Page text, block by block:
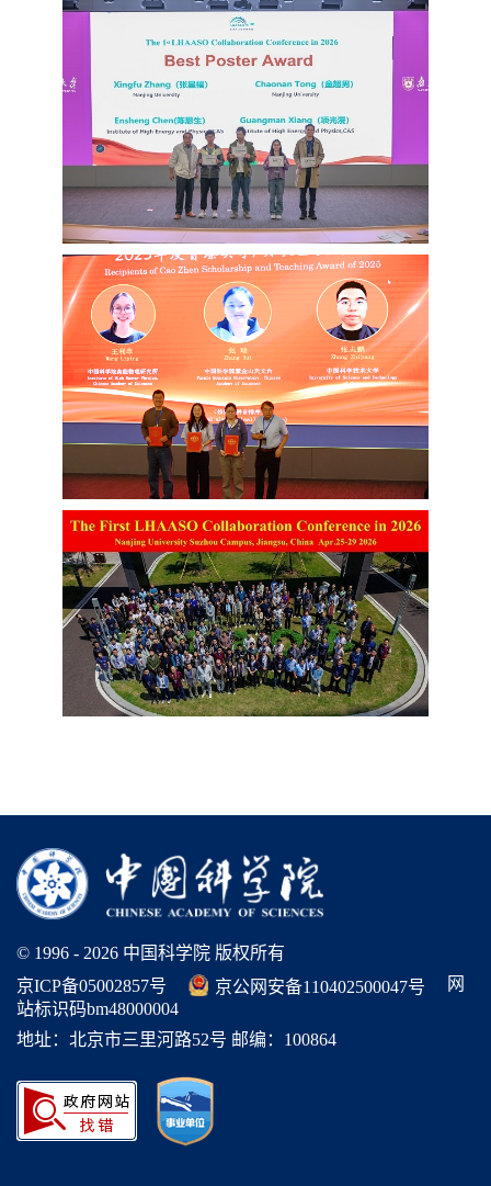
© 1996 - 2026 中国科学院 版权所有
京ICP备05002857号
京公网安备110402500047号
网
站标识码bm48000004
地址：北京市三里河路52号 邮编：100864